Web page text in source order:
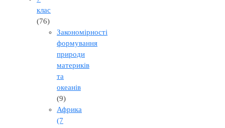
клас
(76)
Закономірності
формування
природи
материків
та
океанів
(9)
Африка
(7